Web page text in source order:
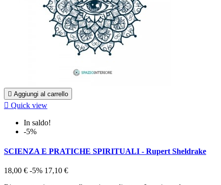
 Aggiungi al carrello
 Quick view
In saldo!
-5%
SCIENZA E PRATICHE SPIRITUALI - Rupert Sheldrake
18,00 € -5% 17,10 €